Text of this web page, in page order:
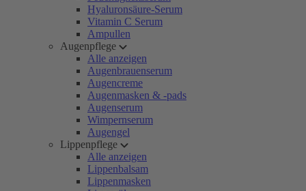
Hyaluronsäure-Serum
Vitamin C Serum
Ampullen
Augenpflege
Alle anzeigen
Augenbrauenserum
Augencreme
Augenmasken & -pads
Augenserum
Wimpernserum
Augengel
Lippenpflege
Alle anzeigen
Lippenbalsam
Lippenmasken